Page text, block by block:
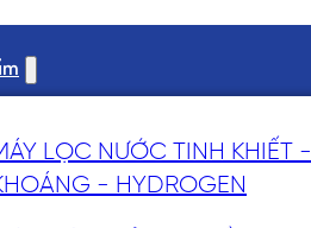
LỌC NƯỚC TINH KHIẾT -
- HYDROGEN